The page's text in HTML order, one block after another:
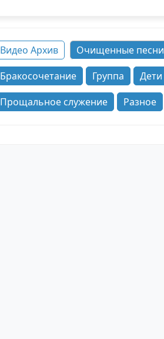
Видео Архив Очищенные песни
Бракосочетание
Группа Дети
Прощальное служение
Разное